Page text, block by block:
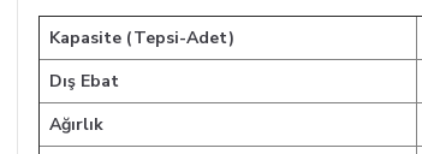
Kapasite (Tepsi-Adet)
Dış Ebat
Ağırlık